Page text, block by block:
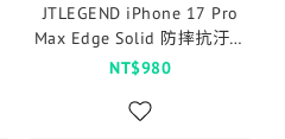
JTLEGEND iPhone 17 Pro
Max Edge Solid 防摔抗汙磁
吸保護殼（按鍵版）-霧白
NT$980